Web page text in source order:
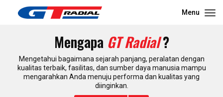
Menu
Mengapa GT Radial?
Mengetahui bagaimana sejarah panjang, peralatan dengan
kualitas terbaik, fasilitas, dan sumber daya manusia mampu
mengarahkan Anda menuju performa dan kualitas yang
diinginkan.